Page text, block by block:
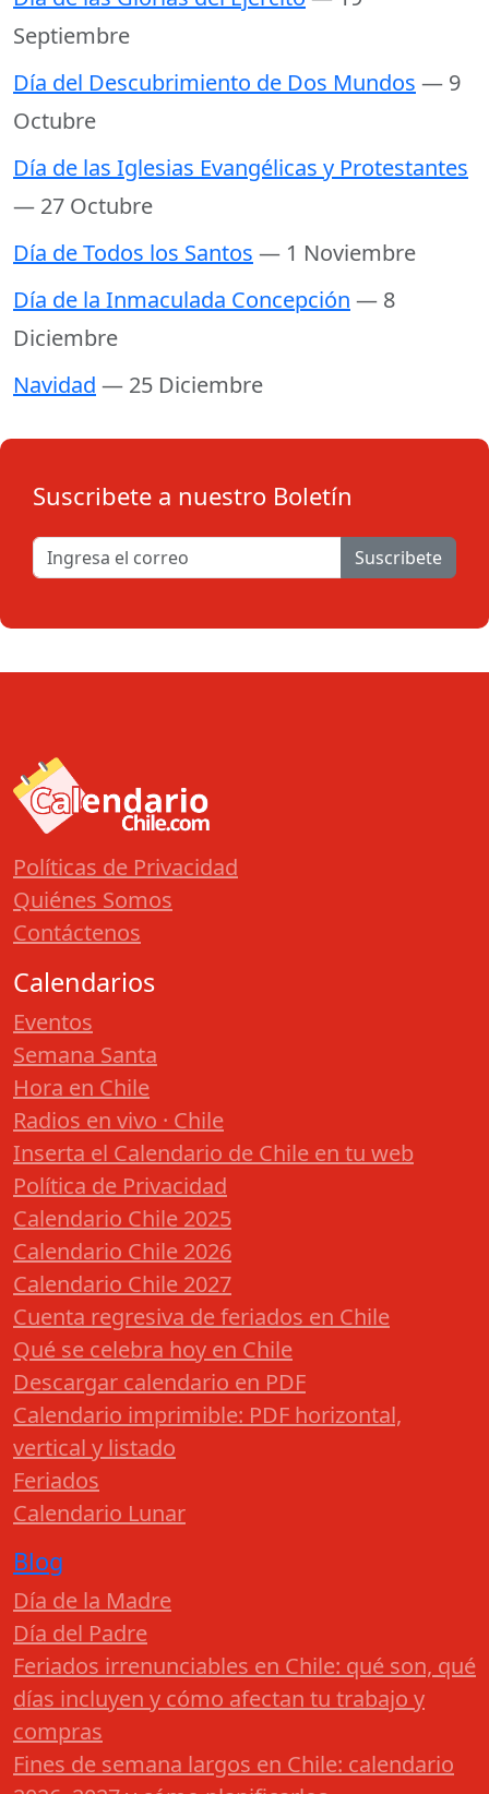
Septiembre
Día del Descubrimiento de Dos Mundos — 9
Octubre
Día de las Iglesias Evangélicas y Protestantes
— 27 Octubre
Día de Todos los Santos — 1 Noviembre
Día de la Inmaculada Concepción — 8
Diciembre
Navidad — 25 Diciembre
Suscribete a nuestro Boletín
Suscribete
Políticas de Privacidad
Quiénes Somos
Contáctenos
Calendarios
Eventos
Semana Santa
Hora en Chile
Radios en vivo · Chile
Inserta el Calendario de Chile en tu web
Política de Privacidad
Calendario Chile 2025
Calendario Chile 2026
Calendario Chile 2027
Cuenta regresiva de feriados en Chile
Qué se celebra hoy en Chile
Descargar calendario en PDF
Calendario imprimible: PDF horizontal,
vertical y listado
Feriados
Calendario Lunar
Blog
Día de la Madre
Día del Padre
Feriados irrenunciables en Chile: qué son, qué
días incluyen y cómo afectan tu trabajo y
compras
Fines de semana largos en Chile: calendario